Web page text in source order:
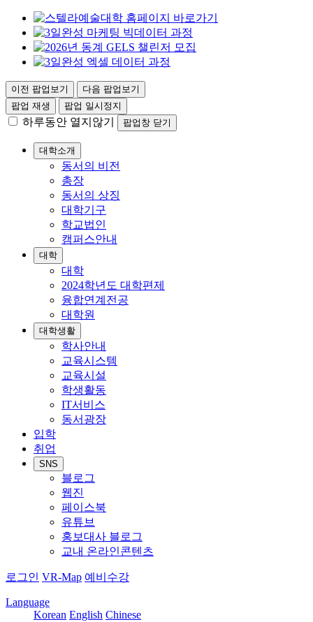
이전 팝업보기
다음 팝업보기
팝업 재생
팝업 일시정지
하루동안 열지않기 팝업창 닫기
대학소개
동서의 비전
총장
동서의 상징
대학기구
학교법인
캠퍼스안내
대학
대학
2024학년도 대학편제
융합연계전공
대학원
대학생활
학사안내
교육시스템
교육시설
학생활동
IT서비스
동서광장
입학
취업
SNS
블로그
웹진
페이스북
유튜브
홍보대사 블로그
교내 온라인콘텐츠
로그인 VR-Map 예비수강
Language
Korean English Chinese